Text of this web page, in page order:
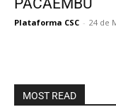
PACAEMBU
Plataforma CSC - 24 de
MOST READ